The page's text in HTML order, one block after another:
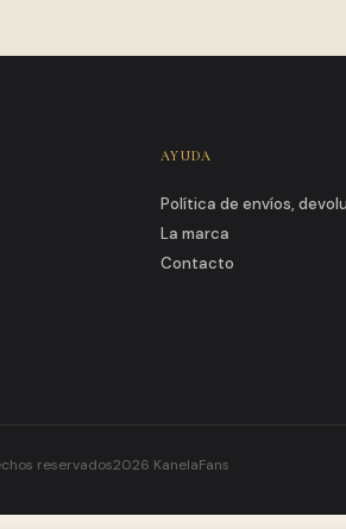
AYUDA
Política de envíos,
La marca
Contacto
reservados2026 KanelaFans